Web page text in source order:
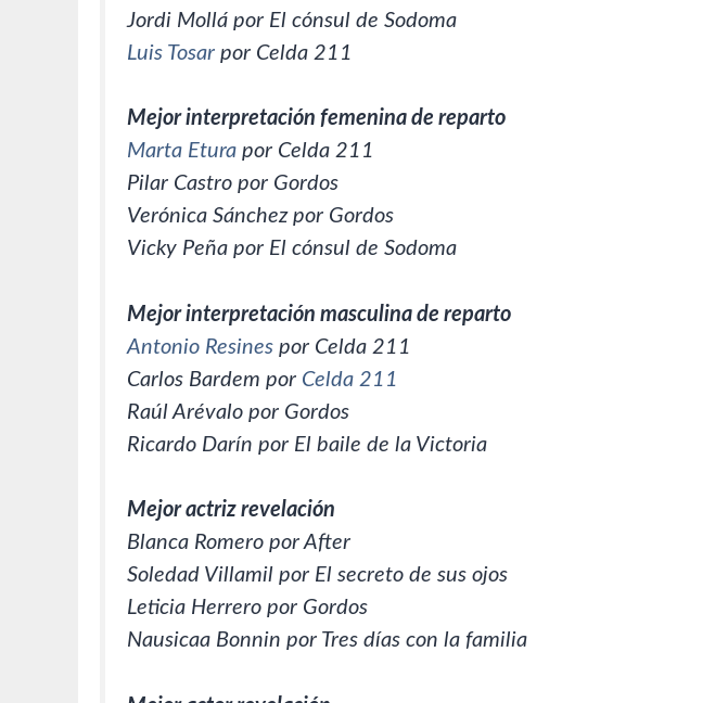
Jordi Mollá por El cónsul de Sodoma
Luis Tosar por Celda 211
Mejor interpretación femenina de reparto
Marta Etura por Celda 211
Pilar Castro por Gordos
Verónica Sánchez por Gordos
Vicky Peña por El cónsul de Sodoma
Mejor interpretación masculina de reparto
Antonio Resines por Celda 211
Carlos Bardem por Celda 211
Raúl Arévalo por Gordos
Ricardo Darín por El baile de la Victoria
Mejor actriz revelación
Blanca Romero por After
Soledad Villamil por El secreto de sus ojos
Leticia Herrero por Gordos
Nausicaa Bonnin por Tres días con la familia